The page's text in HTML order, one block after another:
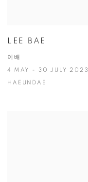
LEE BAE
이배
4 MAY - 30 JULY 2023
HAEUNDAE